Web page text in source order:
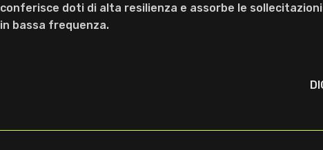
conferisce doti di alta resilienza e assorbe le
in bassa frequenza.